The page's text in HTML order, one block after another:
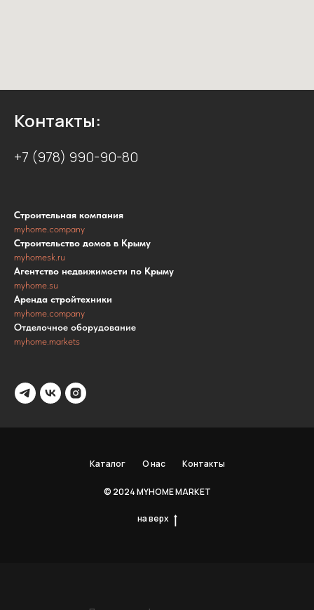
Контакты:
+7 (978) 990-90-80
Строительная компания
myhome.company
Строительство домов в Крыму
myhomesk.ru
Агентство недвижимости по Крыму
myhome.su
Аренда стройтехники
myhome.company
Отделочное оборудование
myhome.markets
Каталог О нас Контакты
© 2024 MYHOME MARKET
на верх